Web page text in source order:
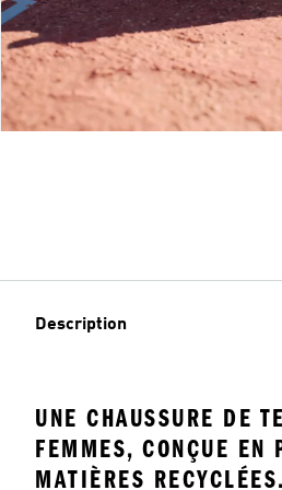
Description
UNE CHAUSSURE DE
FEMMES, CONÇUE EN
MATIÈRES RECYCLÉES.